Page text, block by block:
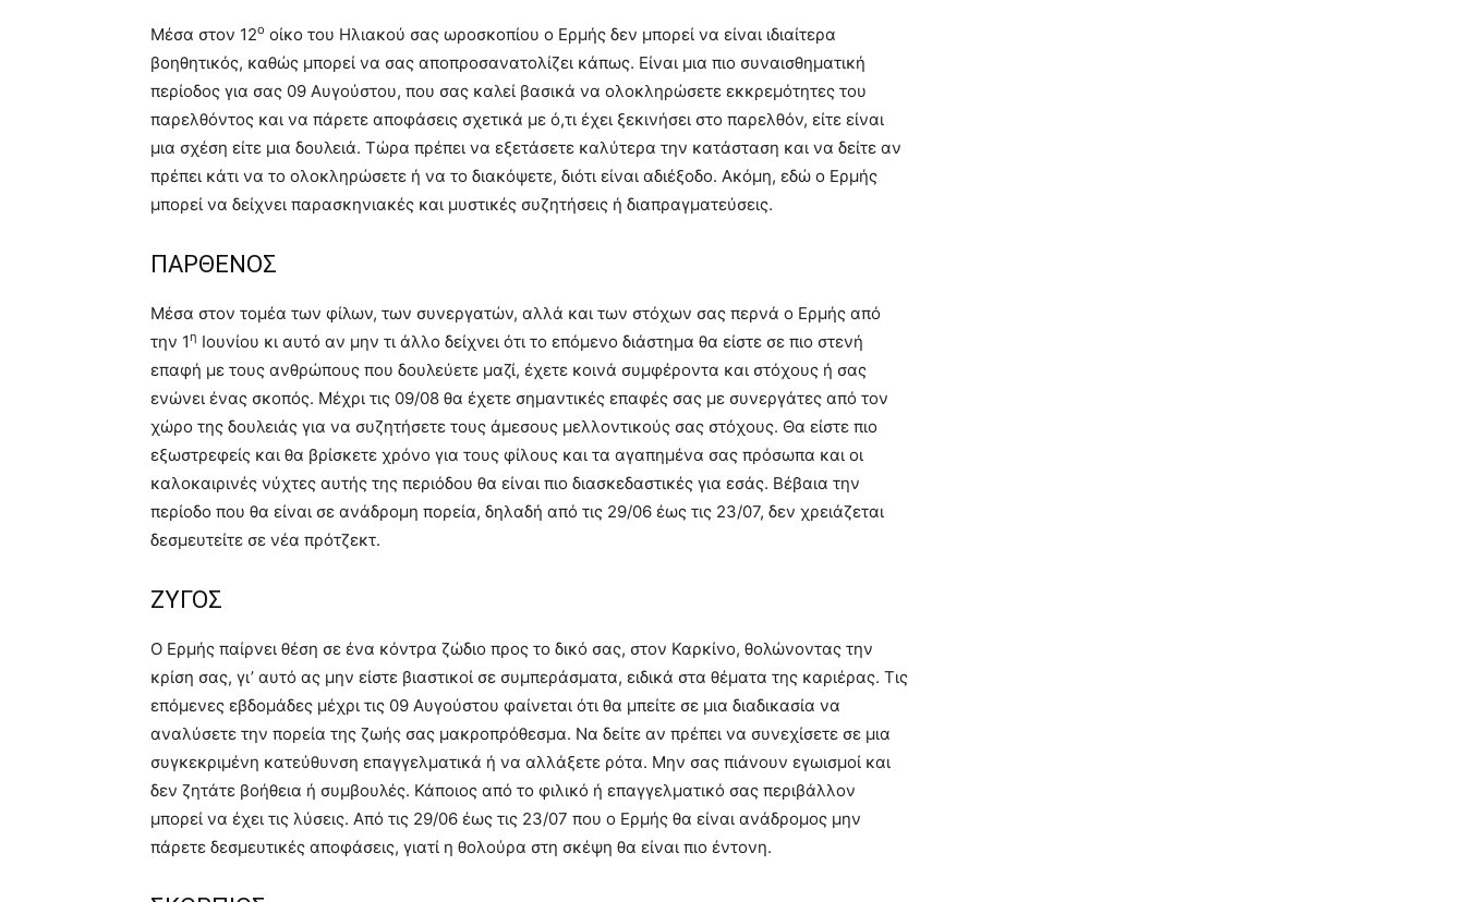
Μέσα στον 12ο οίκο του Ηλιακού σας ωροσκοπίου ο Ερμής δεν μπορεί να είναι ιδιαίτερα
βοηθητικός, καθώς μπορεί να σας αποπροσανατολίζει κάπως. Είναι μια πιο συναισθηματική
περίοδος για σας 09 Αυγούστου, που σας καλεί βασικά να ολοκληρώσετε εκκρεμότητες του
παρελθόντος και να πάρετε αποφάσεις σχετικά με ό,τι έχει ξεκινήσει στο παρελθόν, είτε είναι
μια σχέση είτε μια δουλειά. Τώρα πρέπει να εξετάσετε καλύτερα την κατάσταση και να δείτε αν
πρέπει κάτι να το ολοκληρώσετε ή να το διακόψετε, διότι είναι αδιέξοδο. Ακόμη, εδώ ο Ερμής
μπορεί να δείχνει παρασκηνιακές και μυστικές συζητήσεις ή διαπραγματεύσεις.
ΠΑΡΘΕΝΟΣ
Μέσα στον τομέα των φίλων, των συνεργατών, αλλά και των στόχων σας περνά ο Ερμής από
την 1η Ιουνίου κι αυτό αν μην τι άλλο δείχνει ότι το επόμενο διάστημα θα είστε σε πιο στενή
επαφή με τους ανθρώπους που δουλεύετε μαζί, έχετε κοινά συμφέροντα και στόχους ή σας
ενώνει ένας σκοπός. Μέχρι τις 09/08 θα έχετε σημαντικές επαφές σας με συνεργάτες από τον
χώρο της δουλειάς για να συζητήσετε τους άμεσους μελλοντικούς σας στόχους. Θα είστε πιο
εξωστρεφείς και θα βρίσκετε χρόνο για τους φίλους και τα αγαπημένα σας πρόσωπα και οι
καλοκαιρινές νύχτες αυτής της περιόδου θα είναι πιο διασκεδαστικές για εσάς. Βέβαια την
περίοδο που θα είναι σε ανάδρομη πορεία, δηλαδή από τις 29/06 έως τις 23/07, δεν χρειάζεται
δεσμευτείτε σε νέα πρότζεκτ.
ΖΥΓΟΣ
Ο Ερμής παίρνει θέση σε ένα κόντρα ζώδιο προς το δικό σας, στον Καρκίνο, θολώνοντας την
κρίση σας, γι’ αυτό ας μην είστε βιαστικοί σε συμπεράσματα, ειδικά στα θέματα της καριέρας. Τις
επόμενες εβδομάδες μέχρι τις 09 Αυγούστου φαίνεται ότι θα μπείτε σε μια διαδικασία να
αναλύσετε την πορεία της ζωής σας μακροπρόθεσμα. Να δείτε αν πρέπει να συνεχίσετε σε μια
συγκεκριμένη κατεύθυνση επαγγελματικά ή να αλλάξετε ρότα. Μην σας πιάνουν εγωισμοί και
δεν ζητάτε βοήθεια ή συμβουλές. Κάποιος από το φιλικό ή επαγγελματικό σας περιβάλλον
μπορεί να έχει τις λύσεις. Από τις 29/06 έως τις 23/07 που ο Ερμής θα είναι ανάδρομος μην
πάρετε δεσμευτικές αποφάσεις, γιατί η θολούρα στη σκέψη θα είναι πιο έντονη.